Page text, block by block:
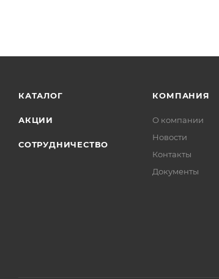
КАТАЛОГ
АКЦИИ
СОТРУДНИЧЕСТВО
КОМПАНИЯ
О компании
Новости
Контакты
Документы